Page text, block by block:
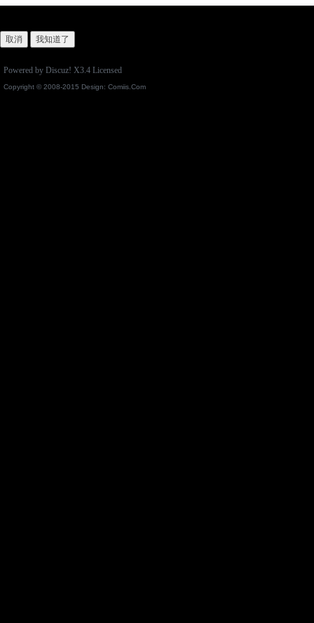
取消 我知道了
Powered by Discuz! X3.4 Licensed
Copyright © 2008-2015 Design: Comiis.Com